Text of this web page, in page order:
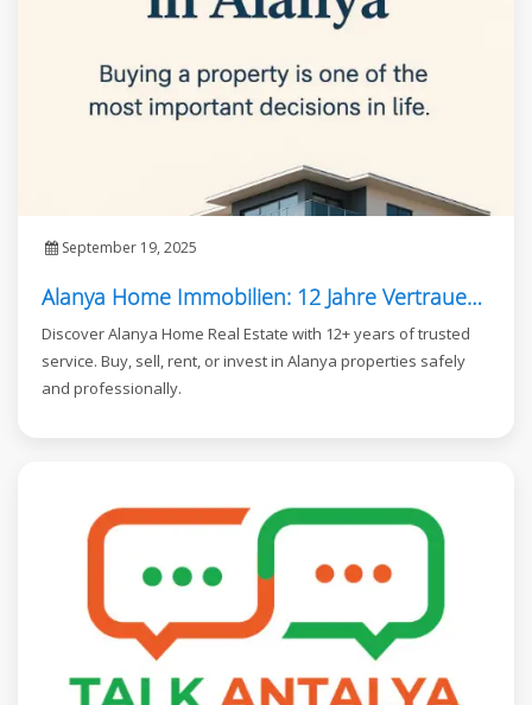
September 19, 2025
Alanya Home Immobilien: 12 Jahre Vertrauensvoller Service in Alanya
Discover Alanya Home Real Estate with 12+ years of trusted
service. Buy, sell, rent, or invest in Alanya properties safely
and professionally.